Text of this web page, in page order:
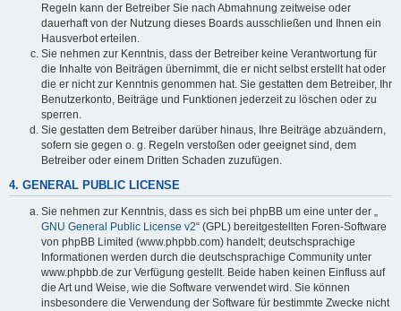
Regeln kann der Betreiber Sie nach Abmahnung zeitweise oder
dauerhaft von der Nutzung dieses Boards ausschließen und Ihnen ein
Hausverbot erteilen.
Sie nehmen zur Kenntnis, dass der Betreiber keine Verantwortung für
die Inhalte von Beiträgen übernimmt, die er nicht selbst erstellt hat oder
die er nicht zur Kenntnis genommen hat. Sie gestatten dem Betreiber, Ihr
Benutzerkonto, Beiträge und Funktionen jederzeit zu löschen oder zu
sperren.
Sie gestatten dem Betreiber darüber hinaus, Ihre Beiträge abzuändern,
sofern sie gegen o. g. Regeln verstoßen oder geeignet sind, dem
Betreiber oder einem Dritten Schaden zuzufügen.
4. GENERAL PUBLIC LICENSE
Sie nehmen zur Kenntnis, dass es sich bei phpBB um eine unter der „
GNU General Public License v2“ (GPL) bereitgestellten Foren-Software
von phpBB Limited (www.phpbb.com) handelt; deutschsprachige
Informationen werden durch die deutschsprachige Community unter
www.phpbb.de zur Verfügung gestellt. Beide haben keinen Einfluss auf
die Art und Weise, wie die Software verwendet wird. Sie können
insbesondere die Verwendung der Software für bestimmte Zwecke nicht